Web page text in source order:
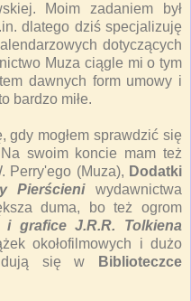
Moim zadaniem był
dlatego dziś specjalizuję
dotyczących
Muza ciągle mi o tym
dawnych form umowy i
bardzo miłe.
gdy mogłem sprawdzić się
swoim koncie mam też
Perry'ego (Muza), Dodatki
Pierścieniwydawnictwa
duma, bo też ogrom
grafice J.R.R. Tolkiena
okołofilmowych i dużo
się w
Biblioteczce